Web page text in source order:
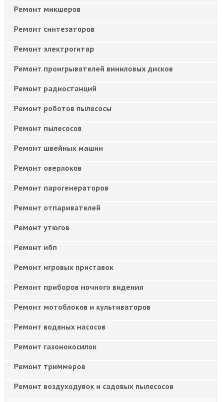
Ремонт микшеров
Ремонт синтезаторов
Ремонт электрогитар
Ремонт проигрывателей виниловых дисков
Ремонт радиостанций
Ремонт роботов пылесосы
Ремонт пылесосов
Ремонт швейных машин
Ремонт оверлоков
Ремонт парогенераторов
Ремонт отпаривателей
Ремонт утюгов
Ремонт ибп
Ремонт игровых приставок
Ремонт приборов ночного видения
Ремонт мотоблоков и культиваторов
Ремонт водяных насосов
Ремонт газонокосилок
Ремонт триммеров
Ремонт воздуходувок и садовых пылесосов